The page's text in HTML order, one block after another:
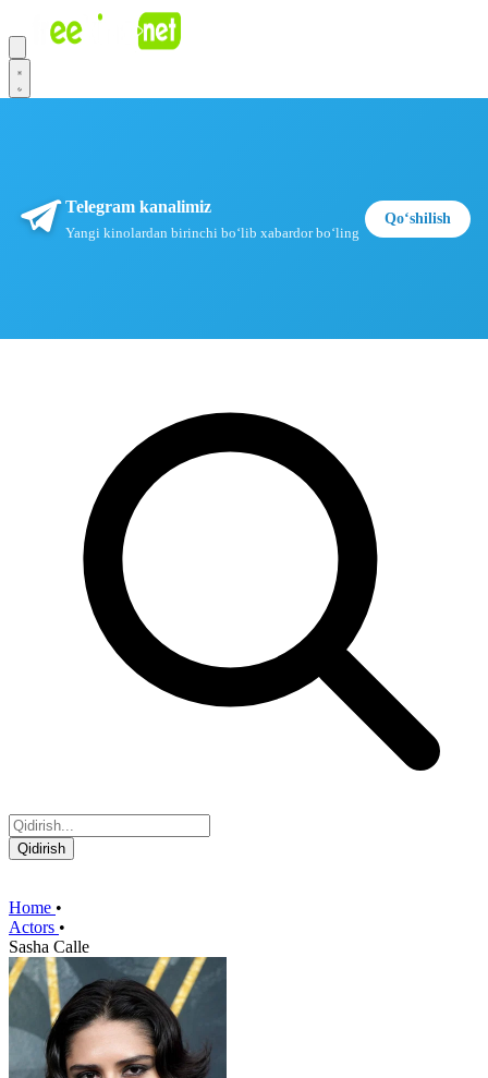
Qidirish
Home •
Actors •
Sasha Calle
Telegram kanalimiz
Yangi kinolardan birinchi boʻlib xabardor boʻling
Qoʻshilish